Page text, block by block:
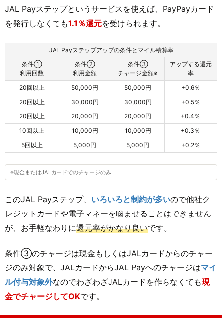
JAL Payステップというサービスを使えば、PayPayカード
を発行しなくても1.1％還元を受けられます。
JAL Payステップアップの条件とマイル積算率
条件①
利用回数
条件②
利用金額
条件③
チャージ金額※
アップする還元
率
20回以上
50,000円 50,000円
+0.6％
20回以上
30,000円 30,000円
+0.5％
20回以上
20,000円 20,000円
+0.4％
10回以上
10,000円 10,000円
+0.3％
5回以上
5,000円 5,000円 +0.2％
※現金またはJALカードでのチャージのみ
このJAL Payステップ、 いろいろと制約が多いので他社ク
レジットカードや電子マネーを噛ませることはできません
が、お手軽なわりに還元率がかなり良いです。
条件③のチャージは現金もしくはJALカードからのチャー
ジのみ対象で、JALカードからJAL Payへのチャージはマイ
ル付与対象外なのでわざわざJALカードを作らなくても現
金でチャージしてOKです。